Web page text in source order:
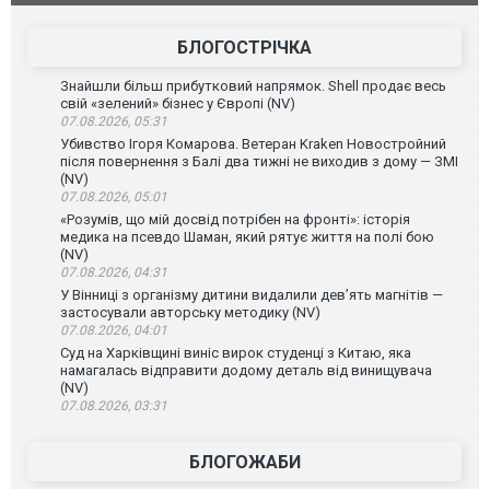
атаку. ВІДЕО
БЛОГОСТРІЧКА
Знайшли більш прибутковий напрямок. Shell продає весь
свій «зелений» бізнес у Європі (NV)
07.08.2026, 05:31
Убивство Ігоря Комарова. Ветеран Kraken Новостройний
після повернення з Балі два тижні не виходив з дому — ЗМІ
(NV)
07.08.2026, 05:01
«Розумів, що мій досвід потрібен на фронті»: історія
медика на псевдо Шаман, який рятує життя на полі бою
(NV)
07.08.2026, 04:31
У Вінниці з організму дитини видалили дев’ять магнітів —
застосували авторську методику (NV)
07.08.2026, 04:01
Суд на Харківщині виніс вирок студенці з Китаю, яка
намагалась відправити додому деталь від винищувача
(NV)
07.08.2026, 03:31
БЛОГОЖАБИ